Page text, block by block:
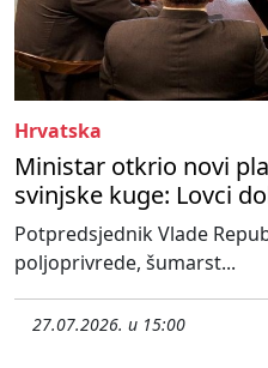
Hrvatska
Ministar otkrio novi
svinjske kuge: Lovci
Potpredsjednik Vlade
poljoprivrede, šumarst...
27.07.2026. u 15:00